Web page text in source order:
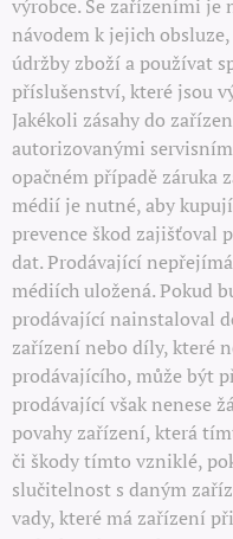
výrobce. Se zařízeními je
návodem k jejich
údržby zboží a používat
příslušenství, které jsou
Jakékoli zásahy do
autorizovanými
opačném případě záruka
médií je nutné, aby
prevence škod zajišťoval
dat. Prodávající
médiích uložená. Pokud
prodávající nainstaloval
zařízení nebo díly, které
prodávajícího, může být
prodávající však nenese
povahy zařízení, která
či škody tímto vzniklé,
slučitelnost s daným
vady, které má zařízení